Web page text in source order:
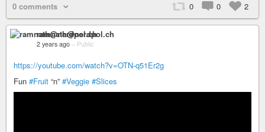
0 comments 0 0 2
ramnath@nerdpol.ch
2 years ago – Public
https://youtube.com/watch?v=OTN-q51Er2g
Fun #Fruit “n” #Veggie #Slices